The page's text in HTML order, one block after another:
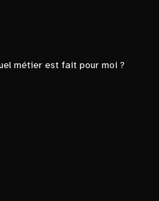
métier est fait pour moi ?